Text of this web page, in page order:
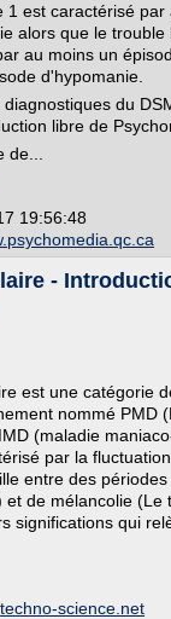
1 est caractérisé par
alors que le trouble
au moins un
d'hypomanie.
diagnostiques du
libre de
19:56:48
-
est une catégorie
nommé PMD
(maladie
par la
entre des
et de mélancolie (Le
significations qui
science.net